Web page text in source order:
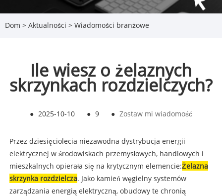
Dom > Aktualności > Wiadomości branżowe
Ile wiesz o żelaznych
skrzynkach rozdzielczych?
● 2025-10-10 ● 9 ● Zostaw mi wiadomość
Przez dziesięciolecia niezawodna dystrybucja energii
elektrycznej w środowiskach przemysłowych, handlowych i
mieszkalnych opierała się na krytycznym elemencie:Żelazna
skrzynka rozdzielcza. Jako kamień węgielny systemów
zarządzania energią elektryczną, obudowy te chronią